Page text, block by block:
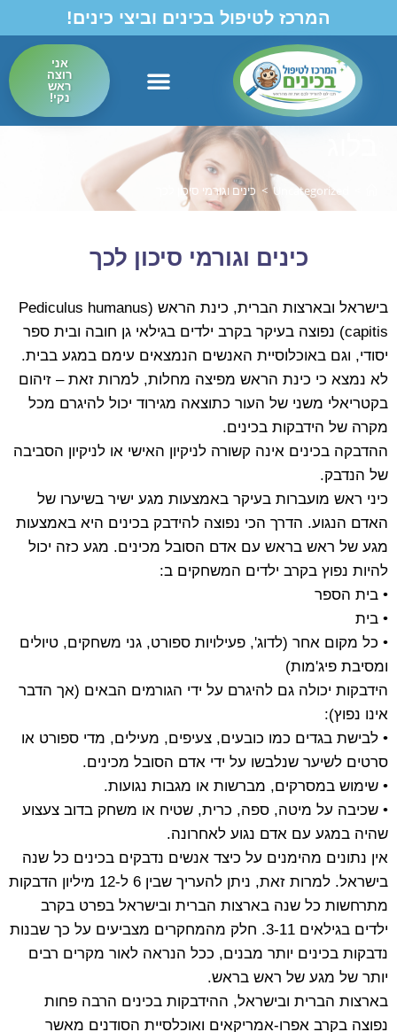
המרכז לטיפול בכינים וביצי כינים!
אני
רוצה
ראש
נקי!
Uncategorized
> כינים וגורמי סיכון לכך
כינים וגורמי סיכון לכך
בישראל ובארצות הברית, כינת הראש (Pediculus humanus
capitis) נפוצה בעיקר בקרב ילדים בגילאי גן חובה ובית ספר
יסודי, וגם באוכלוסיית האנשים הנמצאים עימם במגע בבית.
לא נמצא כי כינת הראש מפיצה מחלות, למרות זאת – זיהום
בקטריאלי משני של העור כתוצאה מגירוד יכול להיגרם מכל
מקרה של הידבקות בכינים.
ההדבקה בכינים אינה קשורה לניקיון האישי או לניקיון הסביבה
של הנדבק.
כיני ראש מועברות בעיקר באמצעות מגע ישיר בשיערו של
האדם הנגוע. הדרך הכי נפוצה להידבק בכינים היא באמצעות
מגע של ראש בראש עם אדם הסובל מכינים. מגע כזה יכול
להיות נפוץ בקרב ילדים המשחקים ב:
• בית הספר
• בית
• כל מקום אחר (לדוג', פעילויות ספורט, גני משחקים, טיולים
ומסיבת פיג'מות)
הידבקות יכולה גם להיגרם על ידי הגורמים הבאים (אך הדבר
אינו נפוץ):
• לבישת בגדים כמו כובעים, צעיפים, מעילים, מדי ספורט או
סרטים לשיער שנלבשו על ידי אדם הסובל מכינים.
• שימוש במסרקים, מברשות או מגבות נגועות.
• שכיבה על מיטה, ספה, כרית, שטיח או משחק בדוב צעצוע
שהיה במגע עם אדם נגוע לאחרונה.
אין נתונים מהימנים על כיצד אנשים נדבקים בכינים כל שנה
בישראל. למרות זאת, ניתן להעריך שבין 6 ל-12 מיליון הדבקות
מתרחשות כל שנה בארצות הברית ובישראל בפרט בקרב
ילדים בגילאים 3-11. חלק מהמחקרים מצביעים על כך שבנות
נדבקות בכינים יותר מבנים, ככל הנראה לאור מקרים רבים
יותר של מגע של ראש בראש.
בארצות הברית ובישראל, ההידבקות בכינים הרבה פחות
נפוצה בקרב אפרו-אמריקאים ואוכלסיית הסודנים מאשר